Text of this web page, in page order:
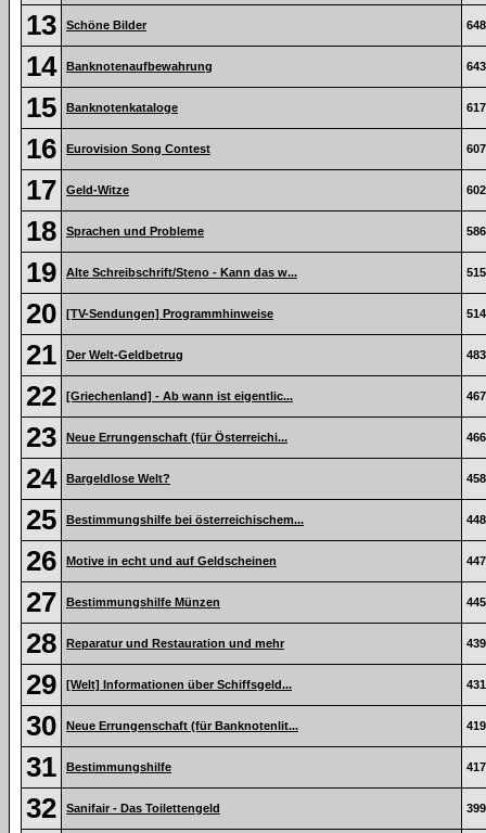
13 Schöne Bilder
14 Banknotenaufbewahrung
15 Banknotenkataloge
16 Eurovision Song Contest
17 Geld-Witze
18 Sprachen und Probleme
19 Alte Schreibschrift/Steno - Kann das w...
20 [TV-Sendungen] Programmhinweise
21 Der Welt-Geldbetrug
22 [Griechenland] - Ab wann ist eigentlic...
23 Neue Errungenschaft (für Österreichi...
24 Bargeldlose Welt?
25 Bestimmungshilfe bei österreichischem...
26 Motive in echt und auf Geldscheinen
27 Bestimmungshilfe Münzen
28 Reparatur und Restauration und mehr
29 [Welt] Informationen über Schiffsgeld...
30 Neue Errungenschaft (für Banknotenlit...
31 Bestimmungshilfe
32 Sanifair - Das Toilettengeld